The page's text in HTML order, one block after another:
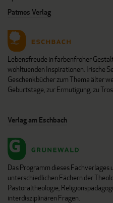
Patmos Verlag
Lebensfreude in farbenfroher
wohltuenden Inspirationen. Irische
Geschenkbücher zum Thema älter
Geburtstage, zur Ermutigung, zu
Verlag am Eschbach
Das Programm dieses
unterschiedlichen Fächern der
Pastoraltheologie,
interdisziplinären Fragen.